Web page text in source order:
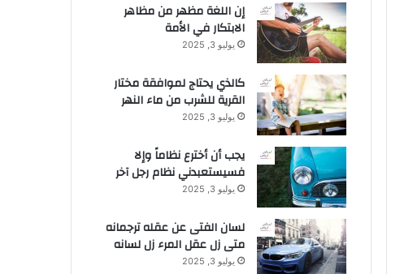
إن اللغة مظهر من مظاهر
الابتكار في الأمة
يوليو 3, 2025
كالذي يحتاج لموافقة مختار
القرية للشرب من ماء النهر
يوليو 3, 2025
يجب أن أخترع نظاماً وإلا
فسيستعبدني نظام رجل آخر
يوليو 3, 2025
لسان الفتى عن عقله ترجمانه
متى زل عقل المرء زل لسانه
يوليو 3, 2025